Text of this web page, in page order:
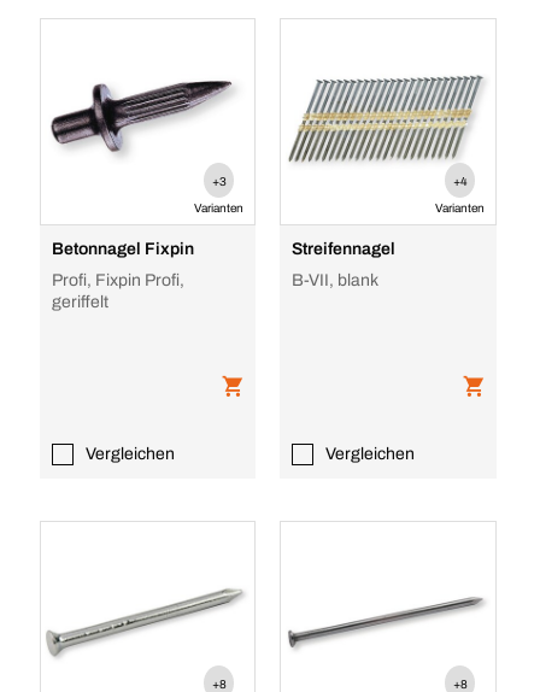
+3
Varianten
Betonnagel Fixpin
Profi, Fixpin Profi,
geriffelt
Vergleichen
+4
Varianten
Streifennagel
B-VII, blank
Vergleichen
+8 +8